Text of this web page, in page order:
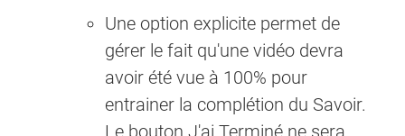
Une option explicite permet de
gérer le fait qu'une vidéo devra
avoir été vue à 100% pour
entrainer la complétion du Savoir.
Le bouton J'ai Terminé ne sera